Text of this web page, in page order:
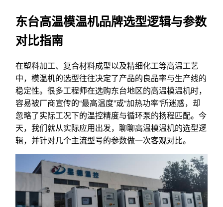
东台高温模温机品牌选型逻辑与参数
对比指南
在塑料加工、复合材料成型以及精细化工等高温工艺
中，模温机的选型往往决定了产品的良品率与生产线的
稳定性。很多工程师在选购东台地区的高温模温机时，
容易被厂商宣传的“最高温度”或“加热功率”所迷惑，却
忽略了实际工况下的温控精度与循环泵的扬程匹配。今
天，我们就从实际应用出发，聊聊高温模温机的选型逻
辑，并针对几个主流型号的参数做一次客观对比。